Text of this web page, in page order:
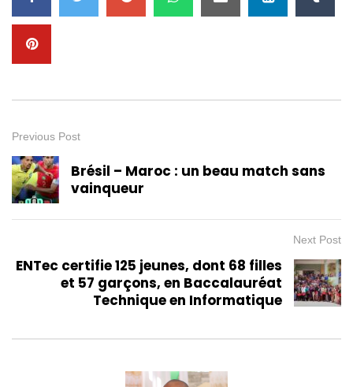
Previous Post
Brésil – Maroc : un beau match sans
vainqueur
Next Post
ENTec certifie 125 jeunes, dont 68 filles
et 57 garçons, en Baccalauréat
Technique en Informatique